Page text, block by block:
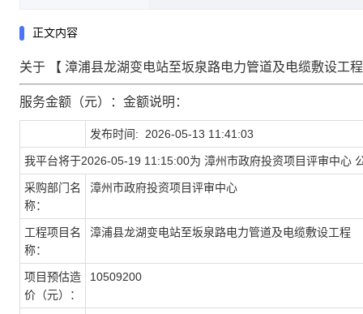
正文内容
关于 【 漳浦县龙湖变电站至坂泉路电力管道及电缆敷设工程
服务金额（元）：金额说明：
发布时间: 2026-05-13 11:41:03
我平台将于2026-05-19 11:15:00为 漳州市政府投资项目评审中心
采购部门名
称：
漳州市政府投资项目评审中心
工程项目名
称：
漳浦县龙湖变电站至坂泉路电力管道及电缆敷设工程
项目预估造
价（元）：
10509200